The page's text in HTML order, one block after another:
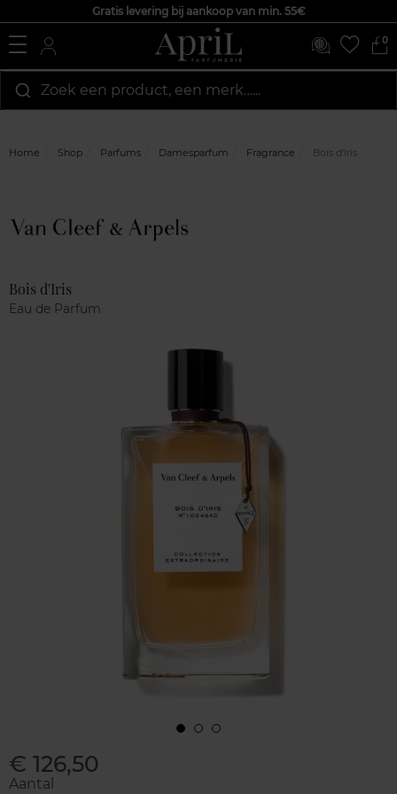
Gratis levering bij aankoop van min. 55€
0
Zoek een product, een merk…...
Home Shop Parfums Damesparfum Fragrance Bois d'Iris
Bois d'Iris
Eau de Parfum
€ 126,50
Aantal